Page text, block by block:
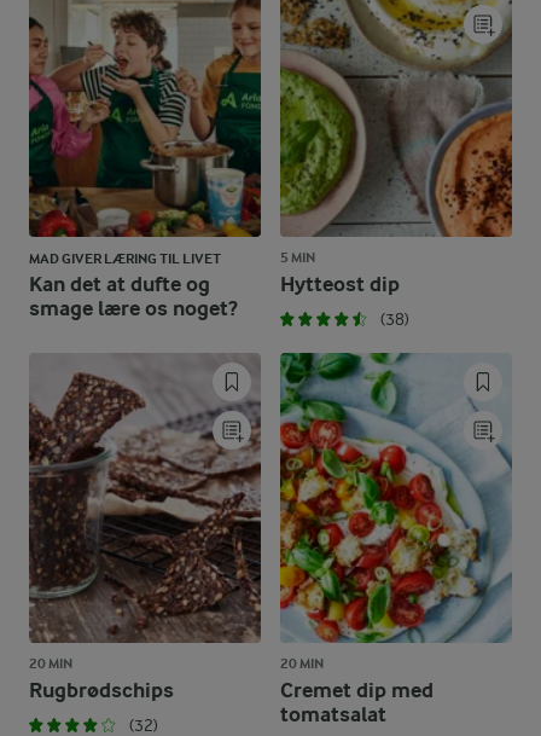
MAD GIVER LÆRING TIL LIVET
Kan det at dufte og
smage lære os noget?
5 MIN
Hytteost dip
(38)
20 MIN
Rugbrødschips
(32)
20 MIN
Cremet dip med
tomatsalat